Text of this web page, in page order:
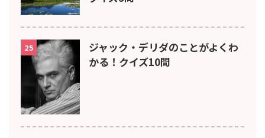
25
ジャック・デリダのことがよくわ
かる！クイズ10問